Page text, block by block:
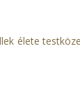
élete